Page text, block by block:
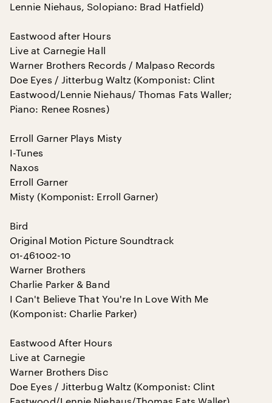
Lennie Niehaus, Solopiano: Brad Hatfield)
Eastwood after Hours
Live at Carnegie Hall
Warner Brothers Records / Malpaso Records
Doe Eyes / Jitterbug Waltz (Komponist: Clint
Eastwood/Lennie Niehaus/ Thomas Fats Waller;
Piano: Renee Rosnes)
Erroll Garner Plays Misty
I-Tunes
Naxos
Erroll Garner
Misty (Komponist: Erroll Garner)
Bird
Original Motion Picture Soundtrack
01-461002-10
Warner Brothers
Charlie Parker & Band
I Can't Believe That You're In Love With Me
(Komponist: Charlie Parker)
Eastwood After Hours
Live at Carnegie
Warner Brothers Disc
Doe Eyes / Jitterbug Waltz (Komponist: Clint